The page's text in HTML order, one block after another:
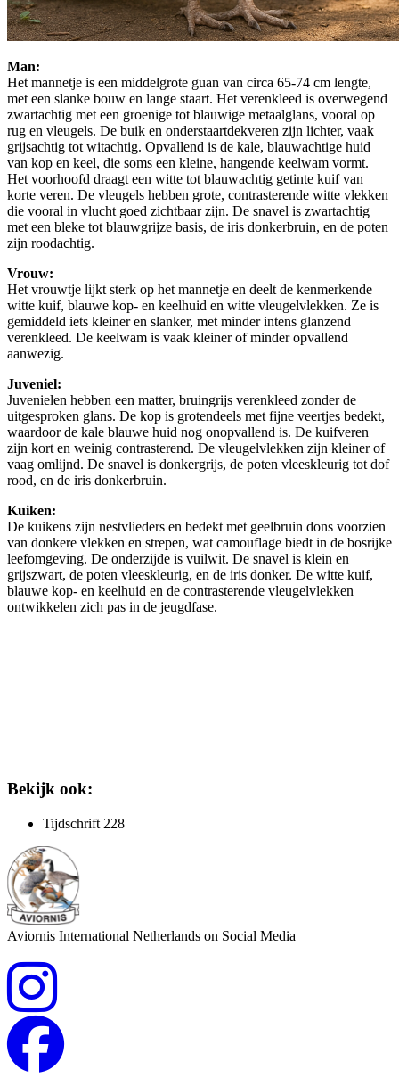
Man:
Het mannetje is een middelgrote guan van circa 65-74 cm lengte,
met een slanke bouw en lange staart. Het verenkleed is overwegend
zwartachtig met een groenige tot blauwige metaalglans, vooral op
rug en vleugels. De buik en onderstaartdekveren zijn lichter, vaak
grijsachtig tot witachtig. Opvallend is de kale, blauwachtige huid
van kop en keel, die soms een kleine, hangende keelwam vormt.
Het voorhoofd draagt een witte tot blauwachtig getinte kuif van
korte veren. De vleugels hebben grote, contrasterende witte vlekken
die vooral in vlucht goed zichtbaar zijn. De snavel is zwartachtig
met een bleke tot blauwgrijze basis, de iris donkerbruin, en de poten
zijn roodachtig.
Vrouw:
Het vrouwtje lijkt sterk op het mannetje en deelt de kenmerkende
witte kuif, blauwe kop- en keelhuid en witte vleugelvlekken. Ze is
gemiddeld iets kleiner en slanker, met minder intens glanzend
verenkleed. De keelwam is vaak kleiner of minder opvallend
aanwezig.
Juveniel:
Juvenielen hebben een matter, bruingrijs verenkleed zonder de
uitgesproken glans. De kop is grotendeels met fijne veertjes bedekt,
waardoor de kale blauwe huid nog onopvallend is. De kuifveren
zijn kort en weinig contrasterend. De vleugelvlekken zijn kleiner of
vaag omlijnd. De snavel is donkergrijs, de poten vleeskleurig tot dof
rood, en de iris donkerbruin.
Kuiken:
De kuikens zijn nestvlieders en bedekt met geelbruin dons voorzien
van donkere vlekken en strepen, wat camouflage biedt in de bosrijke
leefomgeving. De onderzijde is vuilwit. De snavel is klein en
grijszwart, de poten vleeskleurig, en de iris donker. De witte kuif,
blauwe kop- en keelhuid en de contrasterende vleugelvlekken
ontwikkelen zich pas in de jeugdfase.
Bekijk ook:
Tijdschrift 228
Aviornis International Netherlands on Social Media